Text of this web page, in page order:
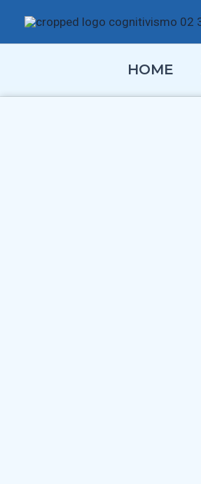
contenuto
HOME